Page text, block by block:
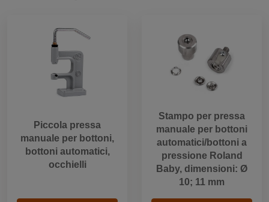
Piccola pressa
manuale per bottoni,
bottoni automatici,
occhielli
Stampo per pressa
manuale per bottoni
automatici/bottoni a
pressione Roland
Baby, dimensioni: Ø
10; 11 mm